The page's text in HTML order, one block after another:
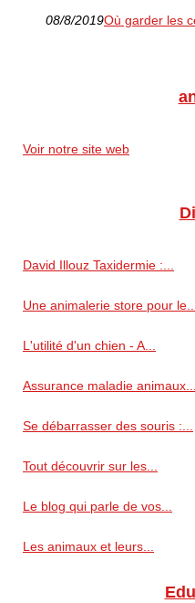
08/8/2019Où garder les
Voir notre site web
David Illouz Taxidermie :...
Une animalerie store pour
L'utilité d'un chien - A...
Assurance maladie animaux...
Se débarrasser des souris :...
Tout découvrir sur les...
Le blog qui parle de vos...
Les animaux et leurs...